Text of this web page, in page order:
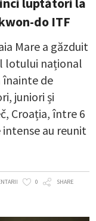
do ITF
Mare a găzduit
lotului național
de
juniori și
Croația, între 6
au reunit
0 SHARE